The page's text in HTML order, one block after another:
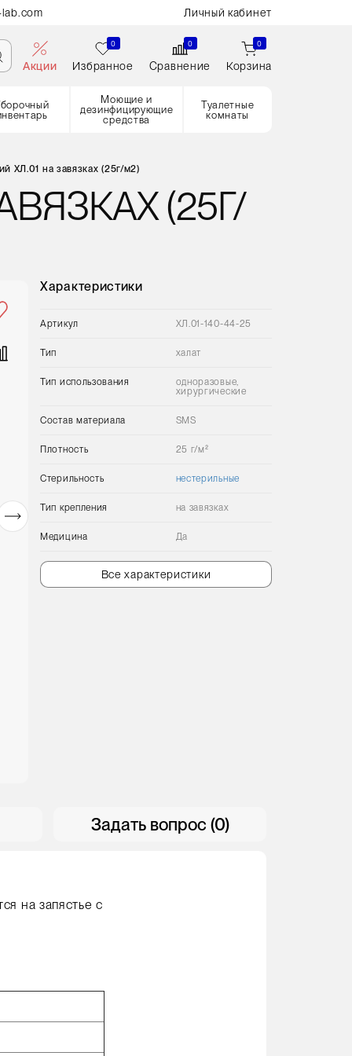
lab.com Личный кабинет
Акции
0
Избранное
0
Сравнение
0
Корзина
Моющие и
дезинфицирующие
средства
Туалетные
комнаты
ХЛ.01 на завязках (25г/м2)
(25Г/
Характеристики
Артикул ХЛ.01-140-44-25
Тип халат
Тип использования
одноразовые,
хирургические
Состав материала SMS
Плотность 25 г/м²
Стерильность нестерильные
Тип крепления на завязках
Медицина Да
Все характеристики
Задать вопрос (0)
на запястье с